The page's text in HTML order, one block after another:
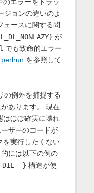
のエラーをトラッ
ジョンの違いのよ
ェースに関する問
が
でも致命的エラー
perlrun を参照して
の例外を捕捉する
あります。 現在
はほぼ確実に壊れ
ザーのコードが
を実行したくない
には以下の例の
構造が使